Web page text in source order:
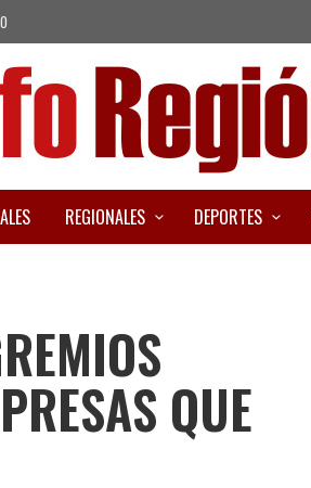
REGIONALES DEPORTES
QUE